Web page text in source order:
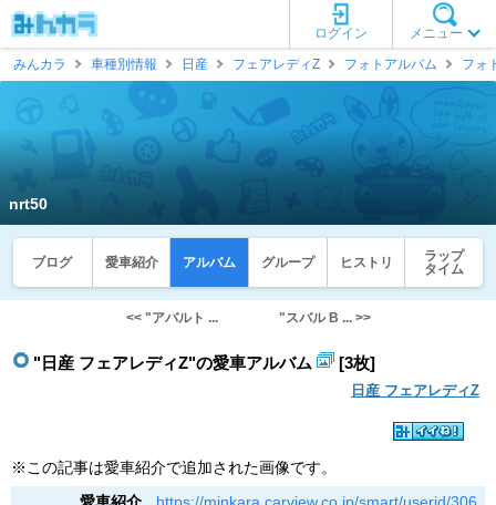
メニュー
ログイン
みんカラ
車種別情報 日産 フェアレディZ フォトアルバム フォ
nrt50
ブログ 愛車紹介 アルバム グループ ヒストリ
ラップ
タイム
<< "アバルト ... "スバル B ... >>
"日産 フェアレディZ"の愛車アルバム [3枚]
日産 フェアレディZ
※この記事は愛車紹介で追加された画像です。